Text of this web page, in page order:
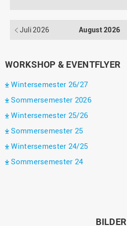
Juli 2026 August 2026
WORKSHOP & EVENTFLYER
Wintersemester 26/27
Sommersemester 2026
Wintersemester 25/26
Sommersemester 25
Wintersemester 24/25
Sommersemester 24
BILDER